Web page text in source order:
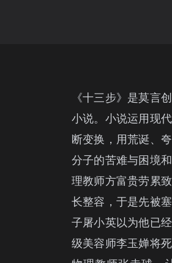
《十三步》是莫言
小说。小说运用现
断变换，用荒诞、
分子的苦难与困境
理教师方富贵劳累
长整容，于是先被
子屠小英以为他已
级美容师李玉婵将